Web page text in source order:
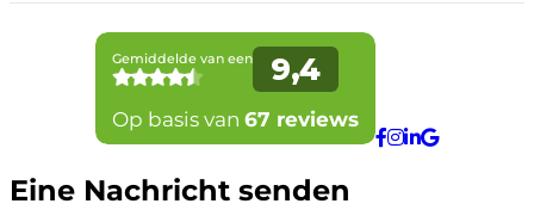
Eine Nachricht senden